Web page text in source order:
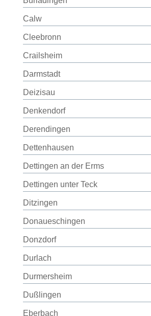
Calw
Cleebronn
Crailsheim
Darmstadt
Deizisau
Denkendorf
Derendingen
Dettenhausen
Dettingen an der Erms
Dettingen unter Teck
Ditzingen
Donaueschingen
Donzdorf
Durlach
Durmersheim
Dußlingen
Eberbach